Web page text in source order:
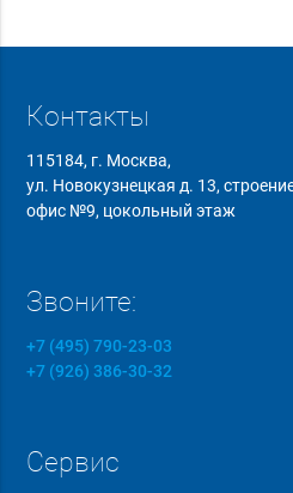
Контакты
115184, г. Москва,
ул. Новокузнецкая д. 13,
офис №9, цокольный этаж
Звоните:
+7 (495) 790-23-03
+7 (926) 386-30-32
Сервис